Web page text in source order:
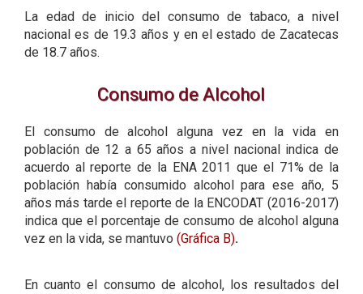
La edad de inicio del consumo de tabaco, a nivel
nacional es de 19.3 años y en el estado de Zacatecas
de 18.7 años.
Consumo de Alcohol
El consumo de alcohol alguna vez en la vida en
población de 12 a 65 años a nivel nacional indica de
acuerdo al reporte de la ENA 2011 que el 71% de la
población había consumido alcohol para ese año, 5
años más tarde el reporte de la ENCODAT (2016-2017)
indica que el porcentaje de consumo de alcohol alguna
vez en la vida, se mantuvo (Gráfica B).
En cuanto el consumo de alcohol, los resultados del